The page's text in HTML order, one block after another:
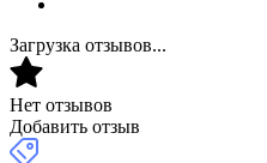
Загрузка отзывов...
Нет отзывов
Добавить отзыв